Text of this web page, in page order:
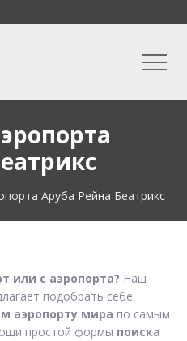
Аруба Рейна Беатрикс
или с аэропорта? Наш
подобрать себе
аэропорту мира по самым
простой формы поиска